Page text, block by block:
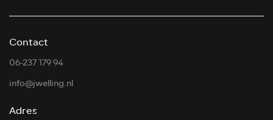
Contact
06-237 179 94
info@jwelling.nl
Adres